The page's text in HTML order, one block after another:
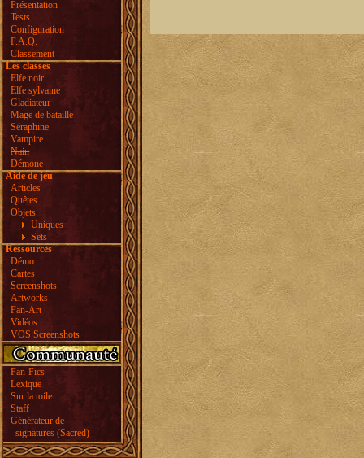
Présentation
Tests
Configuration
F.A.Q.
Classement
Les classes
Elfe noir
Elfe sylvaine
Gladiateur
Mage de bataille
Séraphine
Vampire
Nain
Démone
Aide de jeu
Articles
Quêtes
Objets
Uniques
Sets
Ressources
Démo
Cartes
Screenshots
Artworks
Fan-Art
Vidéos
VOS Screenshots
Fan-Fics
Lexique
Sur la toile
Staff
Générateur de
signatures (Sacred)